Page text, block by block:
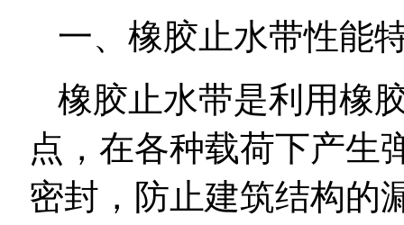
一、橡胶止水带性能
橡胶止水带是利用橡
点，在各种载荷下产生
密封，防止建筑结构的